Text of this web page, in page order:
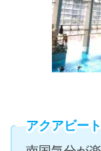
アクアビー